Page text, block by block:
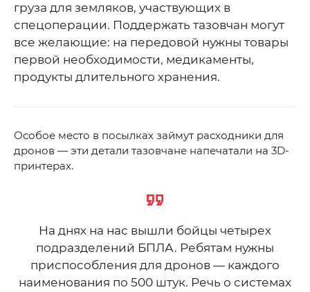
груза для земляков, участвующих в
спецоперации. Поддержать тазовчан могут
все желающие: на передовой нужны товары
первой необходимости, медикаменты,
продукты длительного хранения.
Особое место в посылках займут расходники для
дронов — эти детали тазовчане напечатали на 3D-
принтерах.
На днях на нас вышли бойцы четырех
подразделений БПЛА. Ребятам нужны
приспособления для дронов — каждого
наименования по 500 штук. Речь о системах